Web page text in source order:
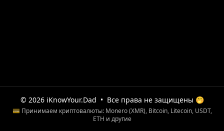
© 2026 iKnowYour.Dad • Все права не защищены 🤭
💳 Принимаем криптовалюты: Monero (XMR), Bitcoin, Litecoin, USDT,
ETH и другие